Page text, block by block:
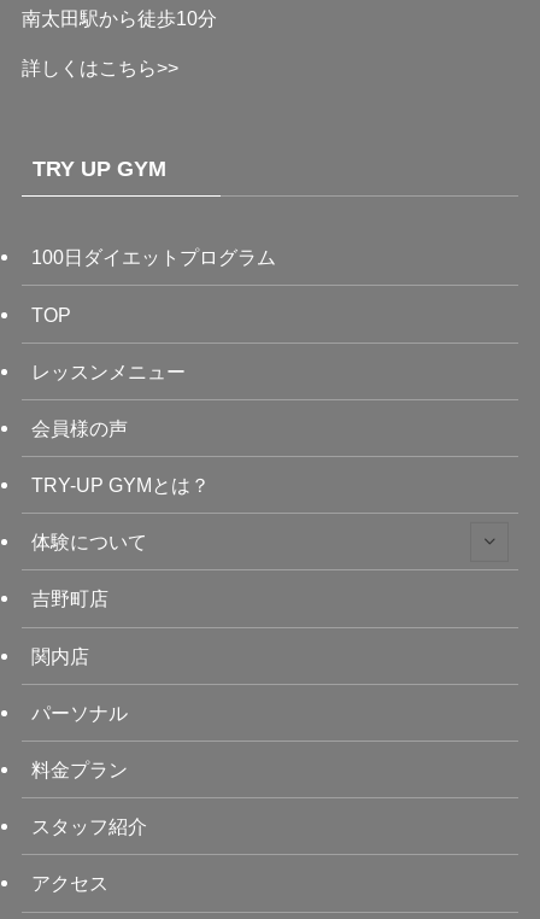
南太田駅から徒歩10分
詳しくはこちら>>
TRY UP GYM
100日ダイエットプログラム
TOP
レッスンメニュー
会員様の声
TRY-UP GYMとは？
体験について
吉野町店
関内店
パーソナル
料金プラン
スタッフ紹介
アクセス